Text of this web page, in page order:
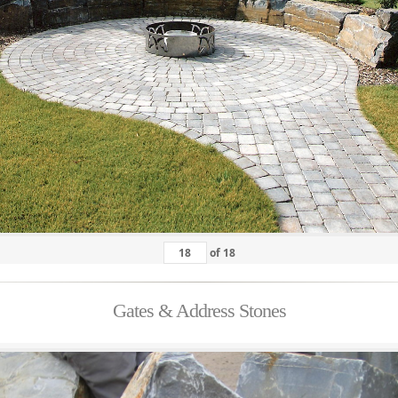
of 18
Gates & Address Stones